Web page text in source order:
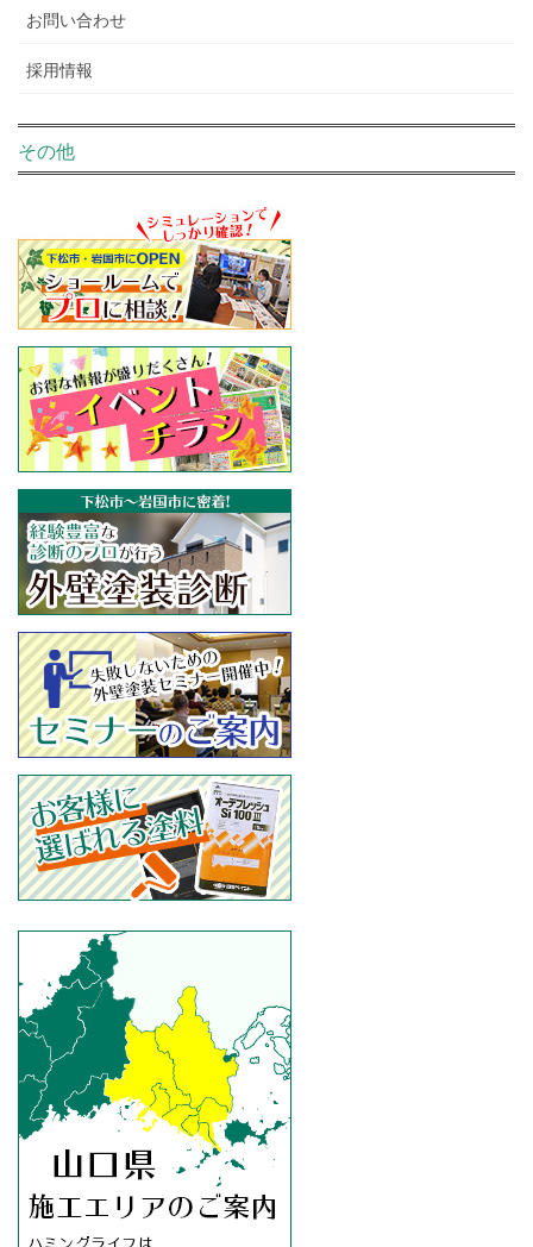
お問い合わせ
採用情報
その他